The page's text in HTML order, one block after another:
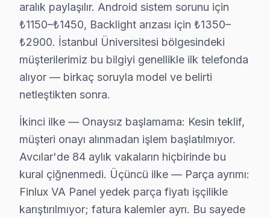
2025 Türkiye fiyatı: ₺800 - ₺1,200
En çok etkilenen model serisi: Finlux
3.Yazılım Hatası
Teknik adı: Firmware Sorunu
Fiziksel belirtisi: Cihazın açılmaması veya
Neden: Yazılım güncellemelerinin
2025 Türkiye fiyatı: ₺600 - ₺1,000
En çok etkilenen model serisi: Finlux
4.Güç Kaynağı Arızası
Teknik adı: Güç Kartı Sorunu
Fiziksel belirtisi: TV'nin açılmaması veya aniden
Neden: Kullanılan güç kartı bileşenlerinin
aralık paylaşılır. Android sistem sorunu için
₺1150–₺1450, Backlight arızası için ₺1350–
₺2900. İstanbul Üniversitesi bölgesindeki
müşterilerimiz bu bilgiyi genellikle ilk telefonda
alıyor — birkaç soruyla model ve belirti
netleştikten sonra.
İkinci ilke — Onaysız başlamama: Kesin teklif,
müşteri onayı alınmadan işlem başlatılmıyor.
Avcılar'de 84 aylık vakaların hiçbirinde bu
kural çiğnenmedi. Üçüncü ilke — Parça ayrımı:
Finlux VA Panel yedek parça fiyatı işçilikle
karıştırılmıyor; fatura kalemler ayrı. Bu sayede